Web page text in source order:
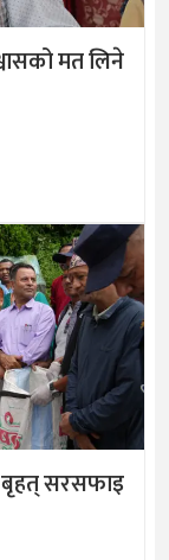
मत लिने
बृहत् सरसफाइ